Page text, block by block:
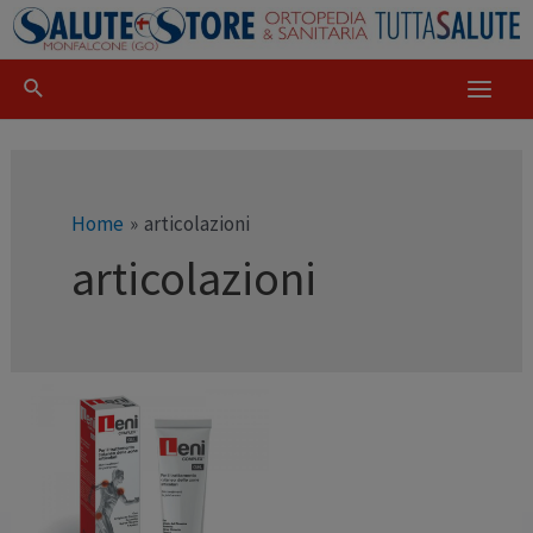
Home articolazioni
articolazioni